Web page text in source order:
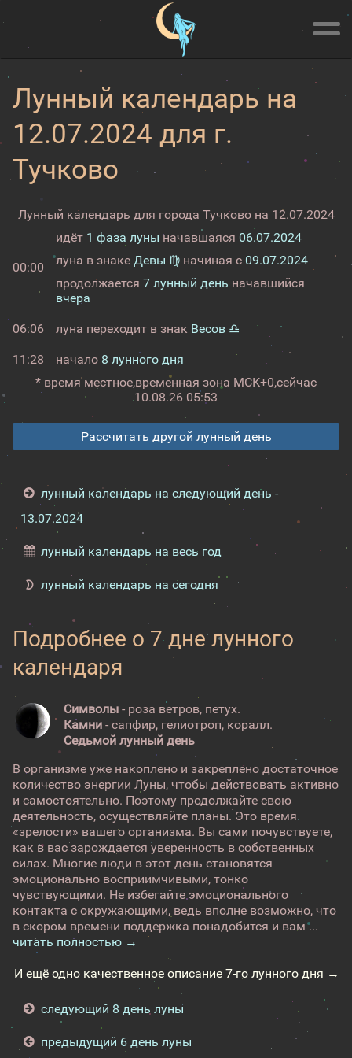
Лунный календарь на
12.07.2024 для г.
Тучково
Лунный календарь для города Тучково на 12.07.2024
00:00
идёт 1 фаза луны начавшаяся 06.07.2024
луна в знаке Девы ♍ начиная с 09.07.2024
продолжается 7 лунный день начавшийся
вчера
06:06 луна переходит в знак Весов ♎
11:28 начало 8 лунного дня
* время местное,временная зона МСК+0,сейчас
10.08.26 05:53
Рассчитать другой лунный день
лунный календарь на следующий день -
13.07.2024
лунный календарь на весь год
лунный календарь на сегодня
Подробнее о 7 дне лунного
календаря
Символы - роза ветров, петух.
Камни - сапфир, гелиотроп, коралл.
Седьмой лунный день
В организме уже накоплено и закреплено достаточное
количество энергии Луны, чтобы действовать активно
и самостоятельно. Поэтому продолжайте свою
деятельность, осуществляйте планы. Это время
«зрелости» вашего организма. Вы сами почувствуете,
как в вас зарождается уверенность в собственных
силах. Многие люди в этот день становятся
эмоционально восприимчивыми, тонко
чувствующими. Не избегайте эмоционального
контакта с окружающими, ведь вполне возможно, что
в скором времени поддержка понадобится и вам ...
читать полностью →
И ещё одно качественное описание 7-го лунного дня →
следующий 8 день луны
предыдущий 6 день луны